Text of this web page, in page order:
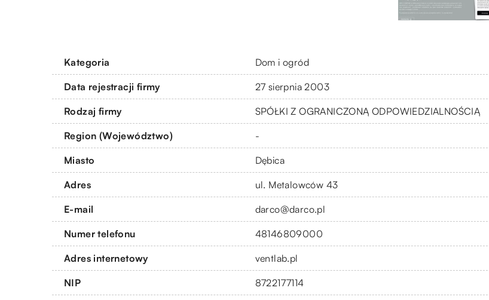
Kategoria Dom i ogród
Data rejestracji firmy 27 sierpnia 2003
Rodzaj firmy SPÓŁKI Z OGRANICZONĄ ODPOWIEDZIALNOŚCIĄ
Region (Województwo) -
Miasto Dębica
Adres ul. Metalowców 43
E-mail darco@darco.pl
Numer telefonu 48146809000
Adres internetowy ventlab.pl
NIP 8722177114